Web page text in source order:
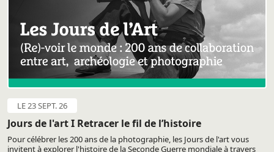
LE 23 SEPT. 26
Jours de l'art I Retracer le fil de l’histoire
Pour célébrer les 200 ans de la photographie, les Jours de l'art vous
invitent à explorer l'histoire de la Seconde Guerre mondiale à travers